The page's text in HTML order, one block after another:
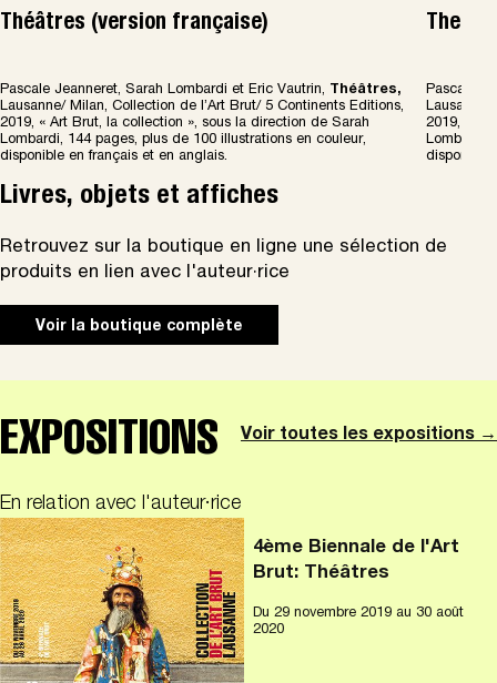
Théâtres (version française)
Pascale Jeanneret, Sarah Lombardi et Eric Vautrin, Théâtres,
Lausanne/ Milan, Collection de l’Art Brut/ 5 Continents Editions,
2019, « Art Brut, la collection », sous la direction de Sarah
Lombardi, 144 pages, plus de 100 illustrations en couleur,
disponible en français et en anglais.
Pascale
Lausanne/
2019, «
Lombardi,
disponible
Livres, objets et affiches
Retrouvez sur la boutique en ligne une sélection de
produits en lien avec l'auteur·rice
Voir la boutique complète
EXPOSITIONS Voir toutes les expositions →
En relation avec l'auteur·rice
4ème Biennale de l'Art
Brut: Théâtres
Du 29 novembre 2019 au 30 août
2020